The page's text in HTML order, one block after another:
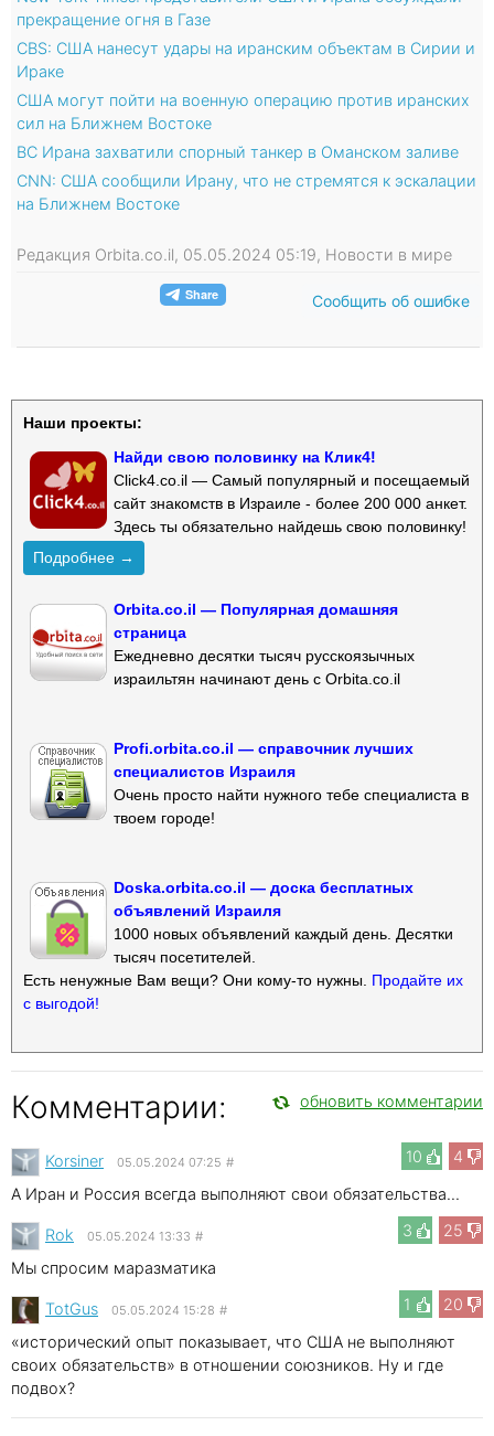
прекращение огня в Газе
CBS: США нанесут удары на иранским объектам в Сирии и
Ираке
США могут пойти на военную операцию против иранских
сил на Ближнем Востоке
ВС Ирана захватили спорный танкер в Оманском заливе
CNN: США сообщили Ирану, что не стремятся к эскалации
на Ближнем Востоке
Редакция Orbita.co.il, 05.05.2024 05:19, Новости в мире
Сообщить об ошибке
Наши проекты:
Найди свою половинку на Клик4!
Click4.co.il — Самый популярный и посещаемый
сайт знакомств в Израиле - более 200 000 анкет.
Здесь ты обязательно найдешь свою половинку!
Подробнее →
Orbita.co.il — Популярная домашняя
страница
Ежедневно десятки тысяч русскоязычных
израильтян начинают день с Orbita.co.il
Profi.orbita.co.il — справочник лучших
специалистов Израиля
Очень просто найти нужного тебе специалиста в
твоем городе!
Doska.orbita.co.il — доска бесплатных
объявлений Израиля
1000 новых объявлений каждый день. Десятки
тысяч посетителей.
Есть ненужные Вам вещи? Они кому-то нужны. Продайте их
с выгодой!
Комментарии: обновить комментарии
10 4
Korsiner 05.05.2024 07:25 #
А Иран и Россия всегда выполняют свои обязательства...
3
25
Rok 05.05.2024 13:33 #
Мы спросим маразматика
1
20
TotGus 05.05.2024 15:28 #
«исторический опыт показывает, что США не выполняют
своих обязательств» в отношении союзников. Ну и где
подвох?